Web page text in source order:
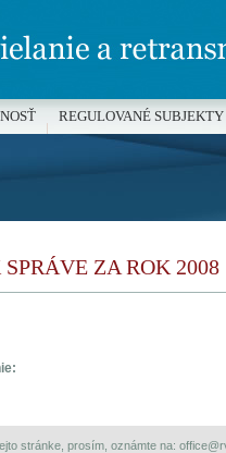
ZA ROK 2008
stránke, prosím, oznámte na:
REGULOVANÉ SUBJEKTY